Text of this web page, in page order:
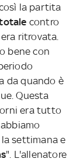
la partita
contro
ritrovata.
bene con
da quando è
Questa
era tutto
settimana e
". L'allenatore